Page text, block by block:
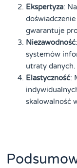
Ekspertyza:
gwarantuje
Niezawodność
systemów
utraty danych.
Elastyczność:
skalowalność